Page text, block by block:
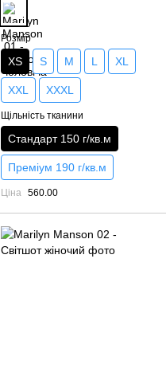
Розмір
XS S M L XL
XXL XXXL
Щільність тканини
Стандарт 150 г/кв.м
Преміум 190 г/кв.м
Ціна 560.00